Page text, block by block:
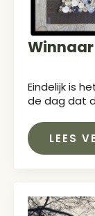
Eindelijk is
de dag dat
LEES